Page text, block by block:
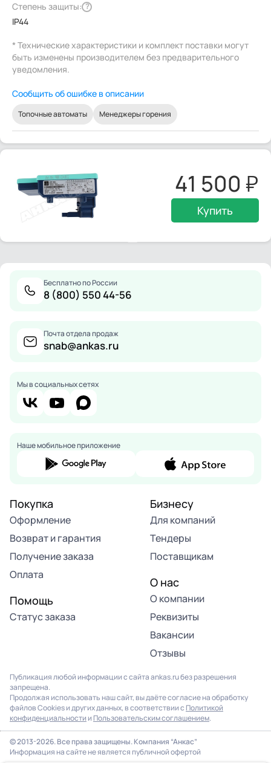
Степень защиты: ?
IP44
* Технические характеристики и комплект поставки могут
быть изменены производителем без предварительного
уведомления.
Сообщить об ошибке в описании
Топочные автоматы Менеджеры горения
41 500
Купить
Бесплатно по России
8 (800) 550 44-56
Почта отдела продаж
snab@ankas.ru
Мы в социальных сетях
Наше мобильное приложение
Покупка
Оформление
Возврат и гарантия
Получение заказа
Оплата
Помощь
Статус заказа
Бизнесу
Для компаний
Тендеры
Поставщикам
О нас
О компании
Реквизиты
Вакансии
Отзывы
Публикация любой информации с сайта ankas.ru без разрешения
запрещена.
Продолжая использовать наш сайт, вы даёте согласие на обработку
файлов Cookies и других данных, в соответствии с Политикой
конфиденциальности и Пользовательским соглашением.
© 2013-2026. Все права защищены. Компания “Анкас”
Информация на сайте не является публичной офертой